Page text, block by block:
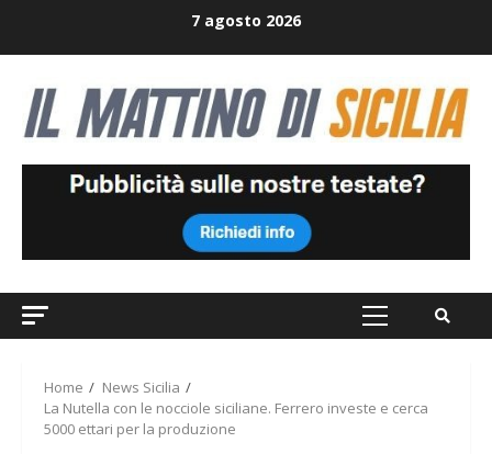
7 agosto 2026
Primary
Home
News Sicilia
La Nutella con le nocciole siciliane. Ferrero investe e cerca
5000 ettari per la produzione